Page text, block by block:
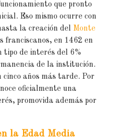
que pronto
Eso mismo ocurre con
la creación del Monte
franciscanos, en 1462 en
tipo de interés del 6%
de la institución.
cinco años más tarde. Por
oficialmente una
promovida además por
la Edad Media